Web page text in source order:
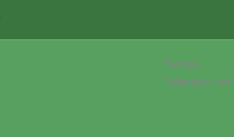
Tempo -
Tutiempo.net